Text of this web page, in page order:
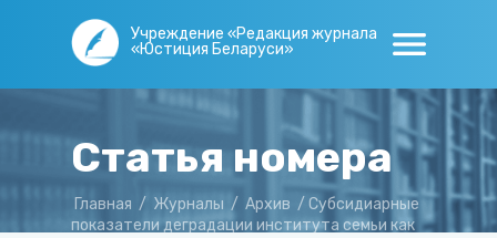
Учреждение «Редакция журнала
«Юстиция Беларуси»
Статья номера
Главная / Журналы / Архив / Субсидиарные
показатели деградации института семьи как